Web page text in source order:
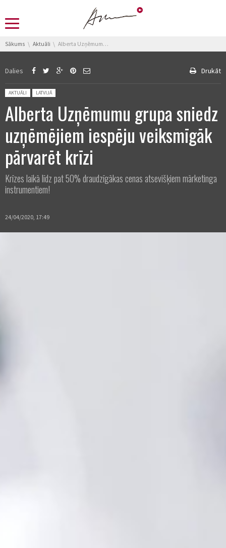
You are here:
Sākums Aktuāli Alberta Uzņēmumu grupa sniedz uzņēmējiem iespēju veiksmīgāk pārvarēt krīzi
Dalies Drukāt
Posted in:
AKTUĀLI LATVIJĀ
Alberta Uzņēmumu grupa sniedz
uzņēmējiem iespēju veiksmīgāk
pārvarēt krīzi
Krīzes laikā līdz pat 50% draudzīgākas cenas atsevišķiem mārketinga
instrumentiem!
24/04/2020, 17:49